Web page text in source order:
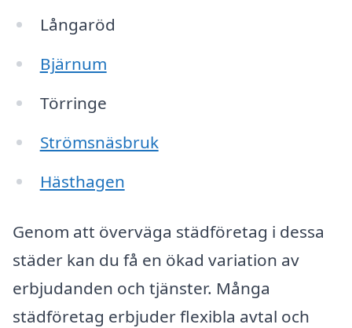
Långaröd
Bjärnum
Törringe
Strömsnäsbruk
Hästhagen
Genom att överväga städföretag i dessa
städer kan du få en ökad variation av
erbjudanden och tjänster. Många
städföretag erbjuder flexibla avtal och